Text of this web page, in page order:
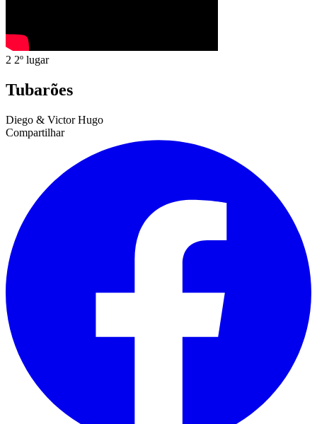
2 2º lugar
Tubarões
Diego & Victor Hugo
Compartilhar